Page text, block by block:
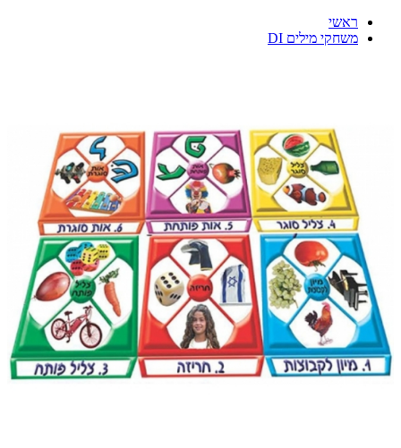
ראשי
משחקי מילים DI